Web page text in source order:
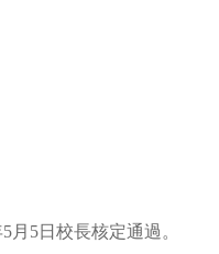
月5日校長核定通過。